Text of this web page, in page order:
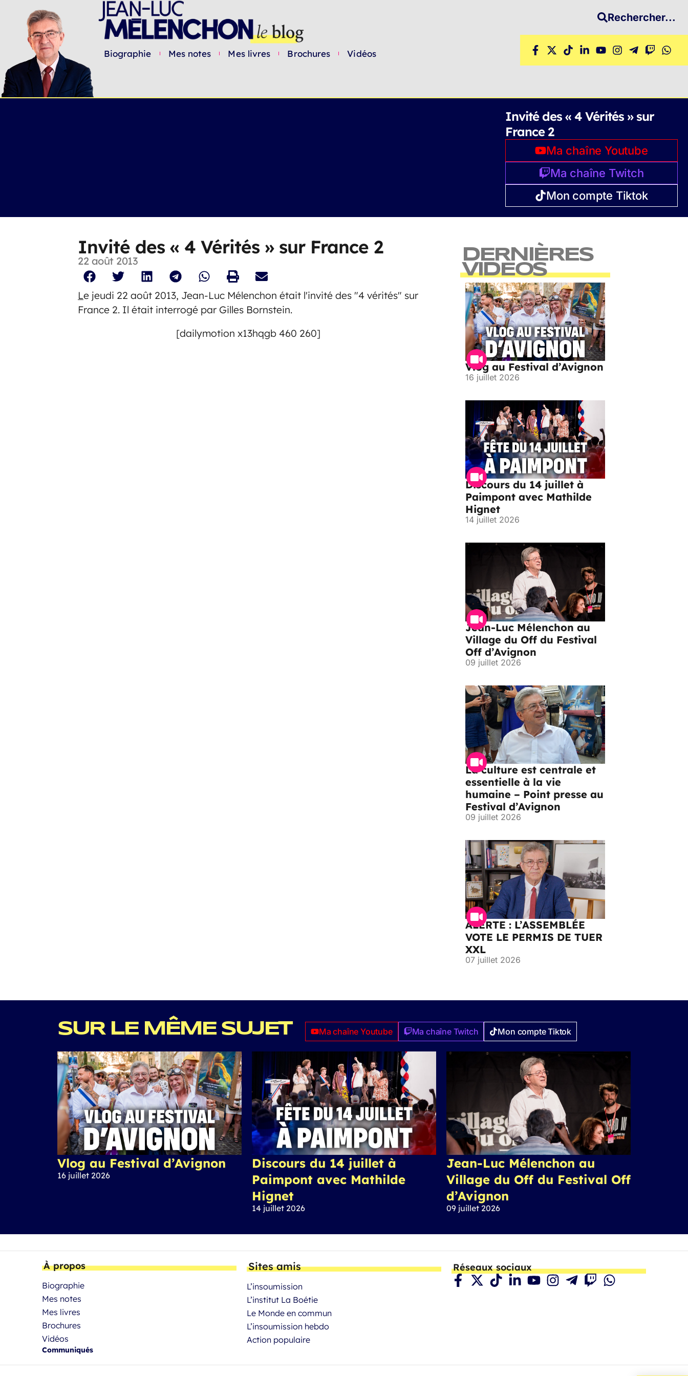
Biographie Mes notes Mes livres Brochures Vidéos
Rechercher...
Invité des « 4 Vérités » sur
France 2
Ma chaîne Youtube
Ma chaîne Twitch
Mon compte Tiktok
Invité des « 4 Vérités » sur France 2
22 août 2013
Le jeudi 22 août 2013, Jean-Luc Mélenchon était l'invité des "4 vérités" sur
France 2. Il était interrogé par Gilles Bornstein.
[dailymotion x13hqgb 460 260]
DERNIÈRES
VIDEOS
Vlog au Festival d’Avignon
16 juillet 2026
Discours du 14 juillet à
Paimpont avec Mathilde
Hignet
14 juillet 2026
Jean-Luc Mélenchon au
Village du Off du Festival
Off d’Avignon
09 juillet 2026
La culture est centrale et
essentielle à la vie
humaine – Point presse au
Festival d’Avignon
09 juillet 2026
ALERTE : L’ASSEMBLÉE
VOTE LE PERMIS DE TUER
XXL
07 juillet 2026
SUR LE MÊME SUJET Ma chaîne Youtube Ma chaîne Twitch Mon compte Tiktok
Vlog au Festival d’Avignon
16 juillet 2026
Discours du 14 juillet à
Paimpont avec Mathilde
Hignet
14 juillet 2026
Jean-Luc Mélenchon au
Village du Off du Festival Off
d’Avignon
09 juillet 2026
À propos
Biographie
Mes notes
Mes livres
Brochures
Vidéos
Communiqués
Sites amis
L’insoumission
L’institut La Boétie
Le Monde en commun
L’insoumission hebdo
Action populaire
Réseaux sociaux